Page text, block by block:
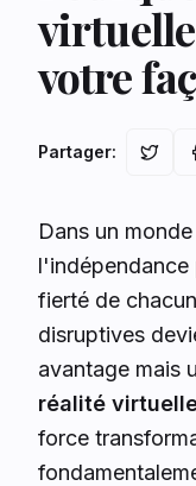
votre
Partager:
Dans un
l'indépendance
fierté de
disruptives
avantage mais
réalité
force